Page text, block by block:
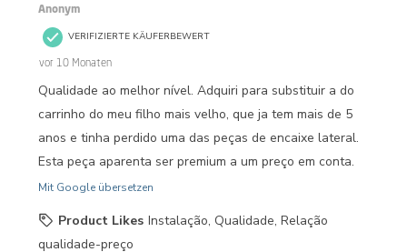
Anonym
VERIFIZIERTE KÄUFERBEWERT
vor 10 Monaten
Qualidade ao melhor nível. Adquiri para substituir a do
carrinho do meu filho mais velho, que ja tem mais de 5
anos e tinha perdido uma das peças de encaixe lateral.
Esta peça aparenta ser premium a um preço em conta.
Mit Google übersetzen
Product Likes Instalação, Qualidade, Relação
qualidade-preço